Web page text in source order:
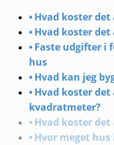
Hvad koster det
Hvad koster det
Faste udgifter i
hus
Hvad kan jeg
Hvad koster det
kvadratmeter?
Hvad koster det
Hvor meget